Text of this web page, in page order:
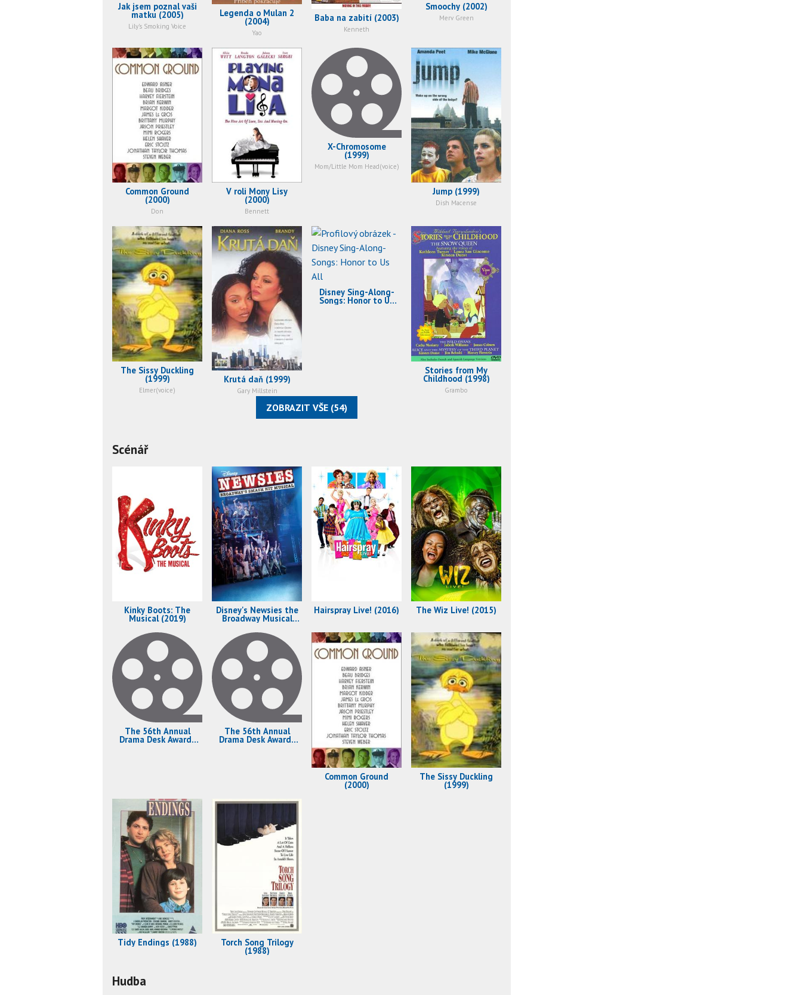
Jak jsem poznal vaši
matku (2005)
Lily's Smoking Voice
Legenda o Mulan 2
(2004)
Yao
Baba na zabití (2003)
Kenneth
Smoochy (2002)
Merv Green
Common Ground
(2000)
Don
V roli Mony Lisy
(2000)
Bennett
X-Chromosome
(1999)
Mom/Little Mom Head(voice)
Jump (1999)
Dish Macense
The Sissy Duckling
(1999)
Elmer(voice)
Krutá daň (1999)
Gary Millstein
Disney Sing-Along-
Songs: Honor to Us
Stories from My
Childhood (1998)
Grambo
ZOBRAZIT VŠE (54)
Scénář
Kinky Boots: The
Musical (2019)
Disney's Newsies the
Broadway Musical
Hairspray Live! (2016) The Wiz Live! (2015)
The 56th Annual
Drama Desk Awards
The 56th Annual
Drama Desk Awards
Common Ground
(2000)
The Sissy Duckling
(1999)
Tidy Endings (1988) Torch Song Trilogy
(1988)
Hudba